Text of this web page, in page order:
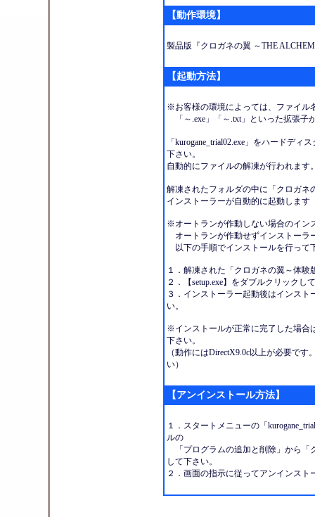
【動作環境】
製品版『クロガネの翼 ～THE
【起動方法】
※お客様の環境によっては、ファイル
「～.exe」「～.txt」といった拡張子
「kurogane_trial02.exe」をハードデ
下さい。
自動的にファイルの解凍が行われます
解凍されたフォルダの中に「クロガネ
インストーラーが自動的に起動します
※オートランが作動しない場合のイン
オートランが作動せずインストーラ
以下の手順でインストールを行って
１．解凍された「クロガネの翼～体験
２．【setup.exe】をダブルクリック
３．インストーラー起動後はインス
い。
※インストールが正常に完了した場合
下さい。
（動作にはDirectX9.0c以上が必要で
い）
【アンインストール方法】
１．スタートメニューの「
ルの
「プログラムの追加と削除」から「
して下さい。
２．画面の指示に従ってアンインスト